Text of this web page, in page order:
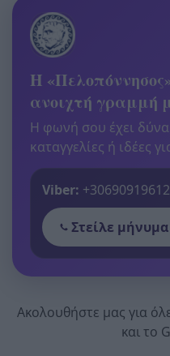
Η
ανοιχτή γραμμή
Η φωνή σου έχει
καταγγελίες ή ιδέες
Viber:
Στείλε
Ακολουθήστε μας για
και το